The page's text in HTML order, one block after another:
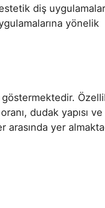
diş
yönelik
göstermektedir.
dudak yapısı ve
yer